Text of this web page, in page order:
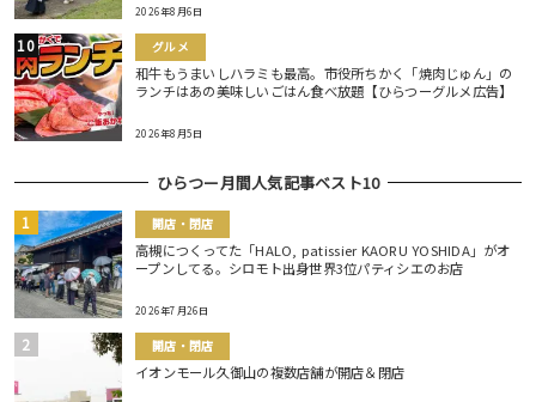
2026年8月6日
グルメ
和牛もうまいしハラミも最高。市役所ちかく「焼肉じゅん」の
ランチはあの美味しいごはん食べ放題【ひらつーグルメ広告】
2026年8月5日
ひらつー月間人気記事ベスト10
開店・閉店
高槻につくってた「HALO, patissier KAORU YOSHIDA」がオ
ープンしてる。シロモト出身世界3位パティシエのお店
2026年7月26日
開店・閉店
イオンモール久御山の複数店舗が開店＆閉店